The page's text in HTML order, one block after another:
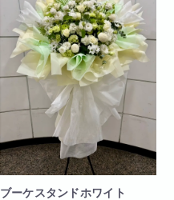
ブーケスタンドホワイト